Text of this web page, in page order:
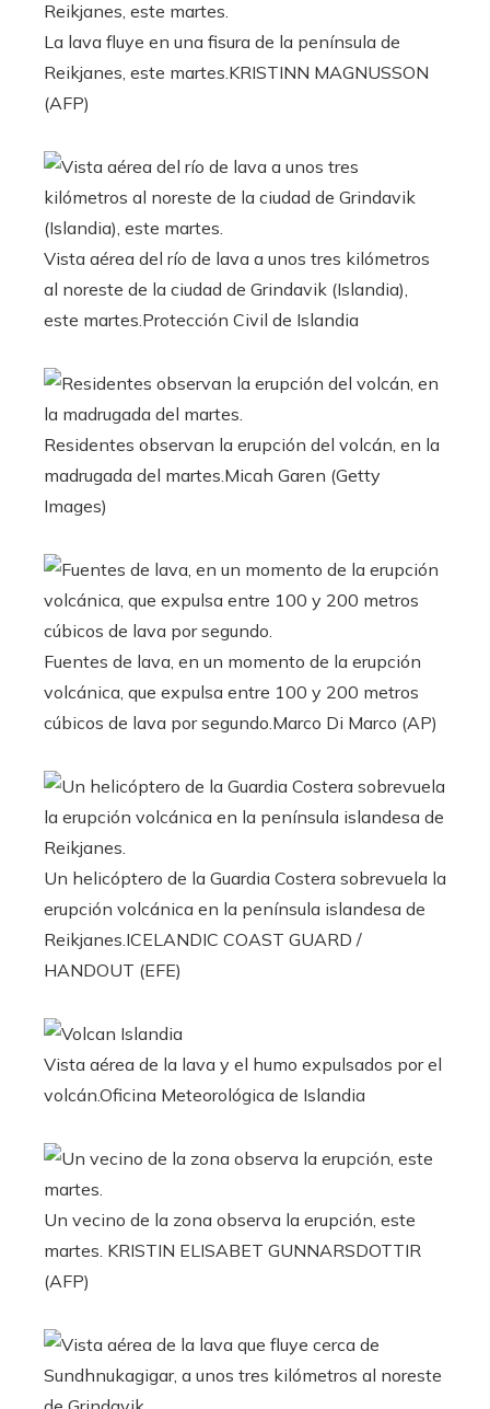
La lava fluye en una fisura de la península de
Reikjanes, este martes. KRISTINN MAGNUSSON
(AFP)
Vista aérea del río de lava a unos tres kilómetros
al noreste de la ciudad de Grindavik (Islandia),
este martes. Protección Civil de Islandia
Residentes observan la erupción del volcán, en la
madrugada del martes. Micah Garen (Getty
Images)
Fuentes de lava, en un momento de la erupción
volcánica, que expulsa entre 100 y 200 metros
cúbicos de lava por segundo. Marco Di Marco (AP)
Un helicóptero de la Guardia Costera sobrevuela la
erupción volcánica en la península islandesa de
Reikjanes. ICELANDIC COAST GUARD /
HANDOUT (EFE)
Vista aérea de la lava y el humo expulsados por el
volcán.Oficina Meteorológica de Islandia
Un vecino de la zona observa la erupción, este
martes. KRISTIN ELISABET GUNNARSDOTTIR
(AFP)